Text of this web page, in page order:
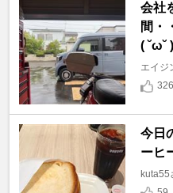
会社
間・
( ˘ω˘ )
エイジ
326
今日
ーヒ
kuta55